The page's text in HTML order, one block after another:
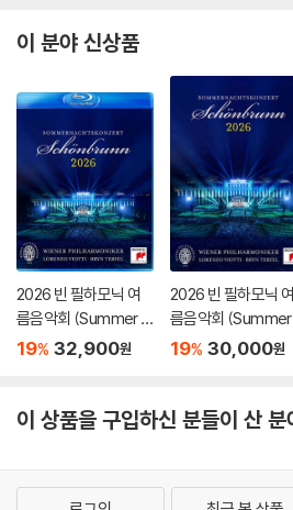
이 분야 신상품
2026 빈 필하모닉 여
름음악회 (Summer Ni
ght Concert 2026)
19% 32,900원
2026 빈 필하모닉 여
름음악회 (Summer
ght Concert 2026)
19% 30,000원
이 상품을 구입하신 분들이 산 분